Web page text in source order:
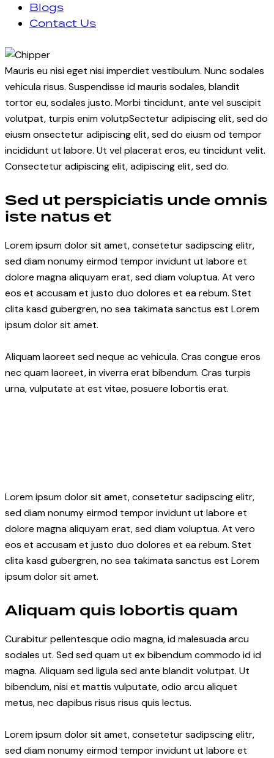
Blogs
Contact Us
facebook-
1
instagram
Mauris eu nisi eget nisi imperdiet vestibulum. Nunc sodales
vehicula risus. Suspendisse id mauris sodales, blandit
tortor eu, sodales justo. Morbi tincidunt, ante vel suscipit
volutpat, turpis enim volutpSectetur adipiscing elit, sed do
eiusm onsectetur adipiscing elit, sed do eiusm od tempor
incididunt ut labore. Ut vel placerat eros, eu tincidunt velit.
Consectetur adipiscing elit, adipiscing elit, sed do.
Sed ut perspiciatis unde omnis
iste natus et
Lorem ipsum dolor sit amet, consetetur sadipscing elitr,
sed diam nonumy eirmod tempor invidunt ut labore et
dolore magna aliquyam erat, sed diam voluptua. At vero
eos et accusam et justo duo dolores et ea rebum. Stet
clita kasd gubergren, no sea takimata sanctus est Lorem
ipsum dolor sit amet.
Aliquam laoreet sed neque ac vehicula. Cras congue eros
nec quam laoreet, in viverra erat bibendum. Cras turpis
urna, vulputate at est vitae, posuere lobortis erat.
Lorem ipsum dolor sit amet, consetetur sadipscing elitr,
sed diam nonumy eirmod tempor invidunt ut labore et
dolore magna aliquyam erat, sed diam voluptua. At vero
eos et accusam et justo duo dolores et ea rebum. Stet
clita kasd gubergren, no sea takimata sanctus est Lorem
ipsum dolor sit amet.
Aliquam quis lobortis quam
Curabitur pellentesque odio magna, id malesuada arcu
sodales ut. Sed sed quam ut ex bibendum commodo id id
magna. Aliquam sed ligula sed ante blandit volutpat. Ut
bibendum, nisi et mattis vulputate, odio arcu aliquet
metus, nec dapibus risus risus quis lectus.
Lorem ipsum dolor sit amet, consetetur sadipscing elitr,
sed diam nonumy eirmod tempor invidunt ut labore et